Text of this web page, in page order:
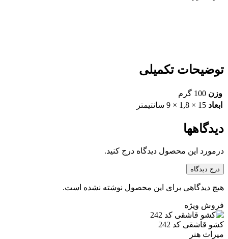
توضیحات تکمیلی
وزن 100 گرم
ابعاد 15 × 1,8 × 9 سانتیمتر
دیدگاهها
درمورد این محصول دیدگاه درج کنید.
درج دیدگاه
هیچ دیدگاهی برای این محصول نوشته نشده است.
فروش ویژه
کشو قاشقی کد 242
میراث هنر